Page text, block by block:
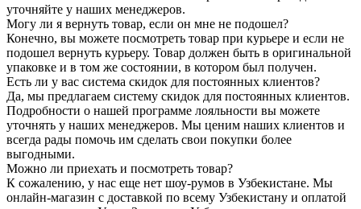
уточняйте у наших менеджеров.
Могу ли я вернуть товар, если он мне не подошел?
Конечно, вы можете посмотреть товар при курьере и если не
подошел вернуть курьеру. Товар должен быть в оригинальной
упаковке и в том же состоянии, в котором был получен.
Есть ли у вас система скидок для постоянных клиентов?
Да, мы предлагаем систему скидок для постоянных клиентов.
Подробности о нашей программе лояльности вы можете
уточнять у наших менеджеров. Мы ценим наших клиентов и
всегда рады помочь им сделать свои покупки более
выгодными.
Можно ли приехать и посмотреть товар?
К сожалению, у нас еще нет шоу-румов в Узбекистане. Мы
онлайн-магазин с доставкой по всему Узбекистану и оплатой